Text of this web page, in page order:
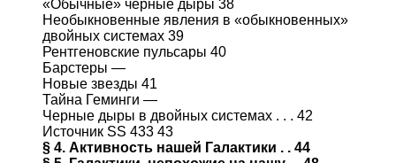
«Обычные» черные дыры 38
Необыкновенные явления в «обыкновенных»
двойных системах 39
Рентгеновские пульсары 40
Барстеры —
Новые звезды 41
Тайна Геминги —
Черные дыры в двойных системах . . . 42
Источник SS 433 43
§ 4. Активность нашей Галактики . . 44